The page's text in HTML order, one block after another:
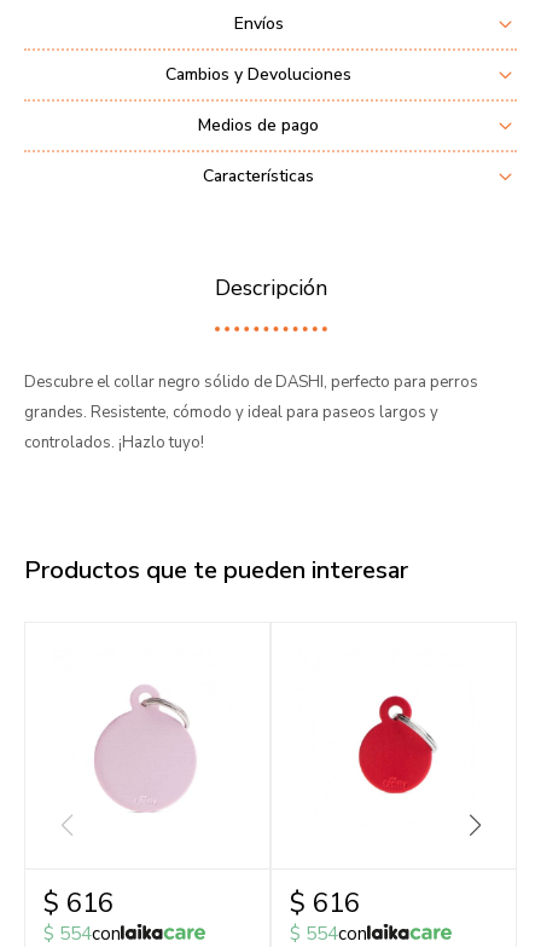
Envíos
Cambios y Devoluciones
Medios de pago
Características
Descripción
Descubre el collar negro sólido de DASHI, perfecto para perros
grandes. Resistente, cómodo y ideal para paseos largos y
controlados. ¡Hazlo tuyo!
Productos que te pueden interesar
$ 616
$ 554con
$ 616
$ 554con